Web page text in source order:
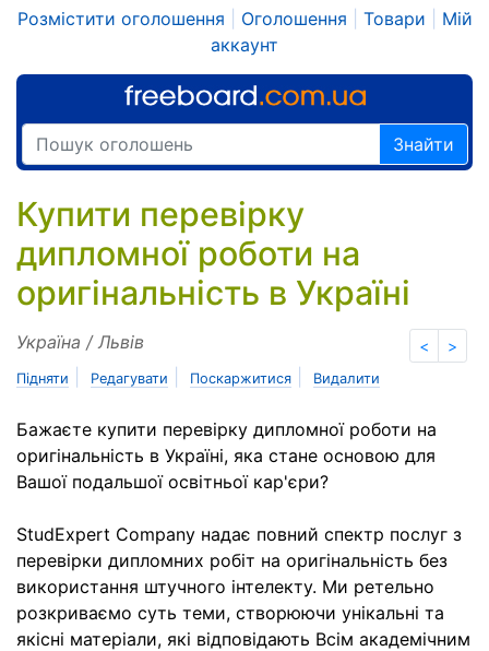
Розмістити оголошення Оголошення Товари
Мій
аккаунт
Знайти
Купити перевірку
дипломної роботи на
оригінальність в Україні
< >
Україна / Львів
Підняти Редагувати Поскаржитися Видалити
Бажаєте купити перевірку дипломної роботи на
оригінальність в Україні, яка стане основою для
Вашої подальшої освітньої кар'єри?
StudExpert Company надає повний спектр послуг з
перевірки дипломних робіт на оригінальність без
використання штучного інтелекту. Ми ретельно
розкриваємо суть теми, створюючи унікальні та
якісні матеріали, які відповідають Всім академічним